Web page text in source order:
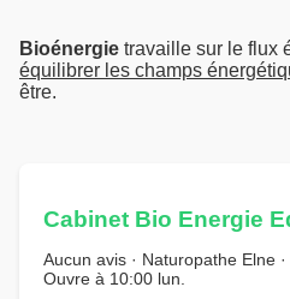
Bioénergie travaille sur le flux
équilibrer les champs
être.
Cabinet Bio Energie
Aucun avis · Naturopathe Elne
Ouvre à 10:00 lun.